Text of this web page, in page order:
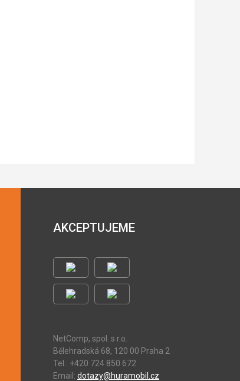
AKCEPTUJEME
NetComp, spol. s r.o.
Bělehradská 68, 120 00 Praha 2
Tel.: +420 724 850 672
Email: dotazy@huramobil.cz